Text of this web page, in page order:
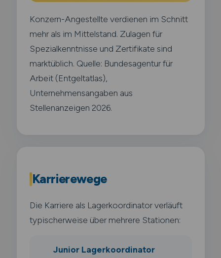
Konzern-Angestellte verdienen im Schnitt
mehr als im Mittelstand. Zulagen für
Spezialkenntnisse und Zertifikate sind
marktüblich. Quelle: Bundesagentur für
Arbeit (Entgeltatlas),
Unternehmensangaben aus
Stellenanzeigen 2026.
Karrierewege
Die Karriere als Lagerkoordinator verläuft
typischerweise über mehrere Stationen:
Junior Lagerkoordinator